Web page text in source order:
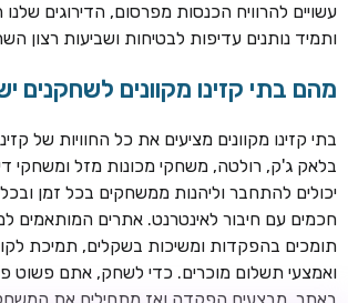
ROYSPINS
MEGAPARI
בונוס קבלת פנים: עד 125% בונוס עד €450 + 250 ספינים חינם
חבילת קבלת פנים: עד 280% בונוס עד €2,200 + 230 ספינים
עשויים להרוויח הכנסות מפרסום, הדירוגים שלנו
ותמיד נותנים עדיפות לבטיחות ושביעות רצון
מהם בתי קזינו מקוונים לשחקנים
בתי קזינו מקוונים מציעים את כל החוויות של
בלאק ג'ק, רולטה, משחקי מכונות מזל ומשחקי
יכולים להתחבר וליהנות ממשחקים בכל זמן
חכמים עם חיבור לאינטרנט. אתרים המותאמים
תומכים בהפקדות ומשיכות בשקלים, תמיכת
ואמצעי תשלום מוכרים. כדי לשחק, אתם פשוט